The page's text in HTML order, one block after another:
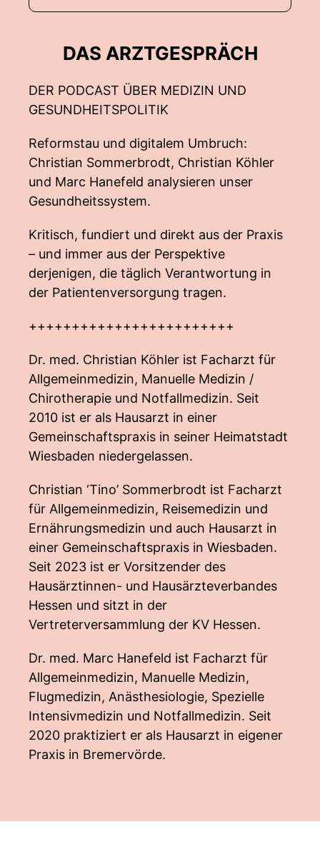
DAS ARZTGESPRÄCH
DER PODCAST ÜBER MEDIZIN UND
GESUNDHEITSPOLITIK
Reformstau und digitalem Umbruch:
Christian Sommerbrodt, Christian Köhler
und Marc Hanefeld analysieren unser
Gesundheitssystem.
Kritisch, fundiert und direkt aus der Praxis
– und immer aus der Perspektive
derjenigen, die täglich Verantwortung in
der Patientenversorgung tragen.
++++++++++++++++++++++++
Dr. med. Christian Köhler ist Facharzt für
Allgemeinmedizin, Manuelle Medizin /
Chirotherapie und Notfallmedizin. Seit
2010 ist er als Hausarzt in einer
Gemeinschaftspraxis in seiner Heimatstadt
Wiesbaden niedergelassen.
Christian ‘Tino’ Sommerbrodt ist Facharzt
für Allgemeinmedizin, Reisemedizin und
Ernährungsmedizin und auch Hausarzt in
einer Gemeinschaftspraxis in Wiesbaden.
Seit 2023 ist er Vorsitzender des
Hausärztinnen- und Hausärzteverbandes
Hessen und sitzt in der
Vertreterversammlung der KV Hessen.
Dr. med. Marc Hanefeld ist Facharzt für
Allgemeinmedizin, Manuelle Medizin,
Flugmedizin, Anästhesiologie, Spezielle
Intensivmedizin und Notfallmedizin. Seit
2020 praktiziert er als Hausarzt in eigener
Praxis in Bremervörde.